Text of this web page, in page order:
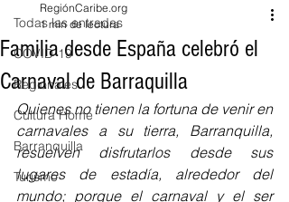
Todas las entradas
COVID-19
Regionales
Cultura Home
Barranquilla
Turismo
Familia desde España celebró el
Carnaval de Barraquilla
RegiónCaribe.org
1 min de lectura
Quienes no tienen la fortuna de venir en
carnavales a su tierra, Barranquilla,
resuelven disfrutarlos desde sus
lugares de estadía, alrededor del
mundo; porque el carnaval y el ser